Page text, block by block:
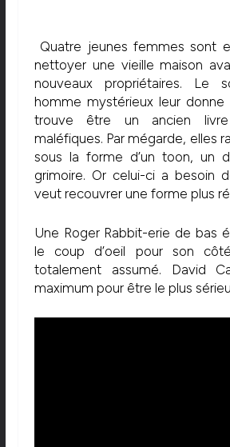
Quatre jeunes femmes sont
nettoyer une vieille maison
nouveaux propriétaires. Le
homme mystérieux leur donne
trouve être un ancien livre
maléfiques. Par mégarde, elles
sous la forme d’un toon, un
grimoire. Or celui-ci a besoin
veut recouvrer une forme plus
Une Roger Rabbit-erie de bas
le coup d’oeil pour son
totalement assumé. David
maximum pour être le plus